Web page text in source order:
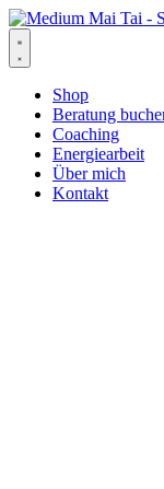
Zum
Inhalt
springen
Shop
Beratung
Coaching
Energiearbeit
Über mich
Kontakt